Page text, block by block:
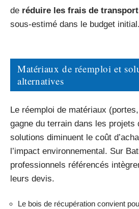
de réduire les frais de transport
sous-estimé dans le budget initial.
Matériaux de réemploi et
alternatives
Le réemploi de matériaux
gagne du terrain dans les projets
solutions diminuent le coût
l’impact environnemental. Sur
professionnels référencés
leurs devis.
Le bois de récupération convient